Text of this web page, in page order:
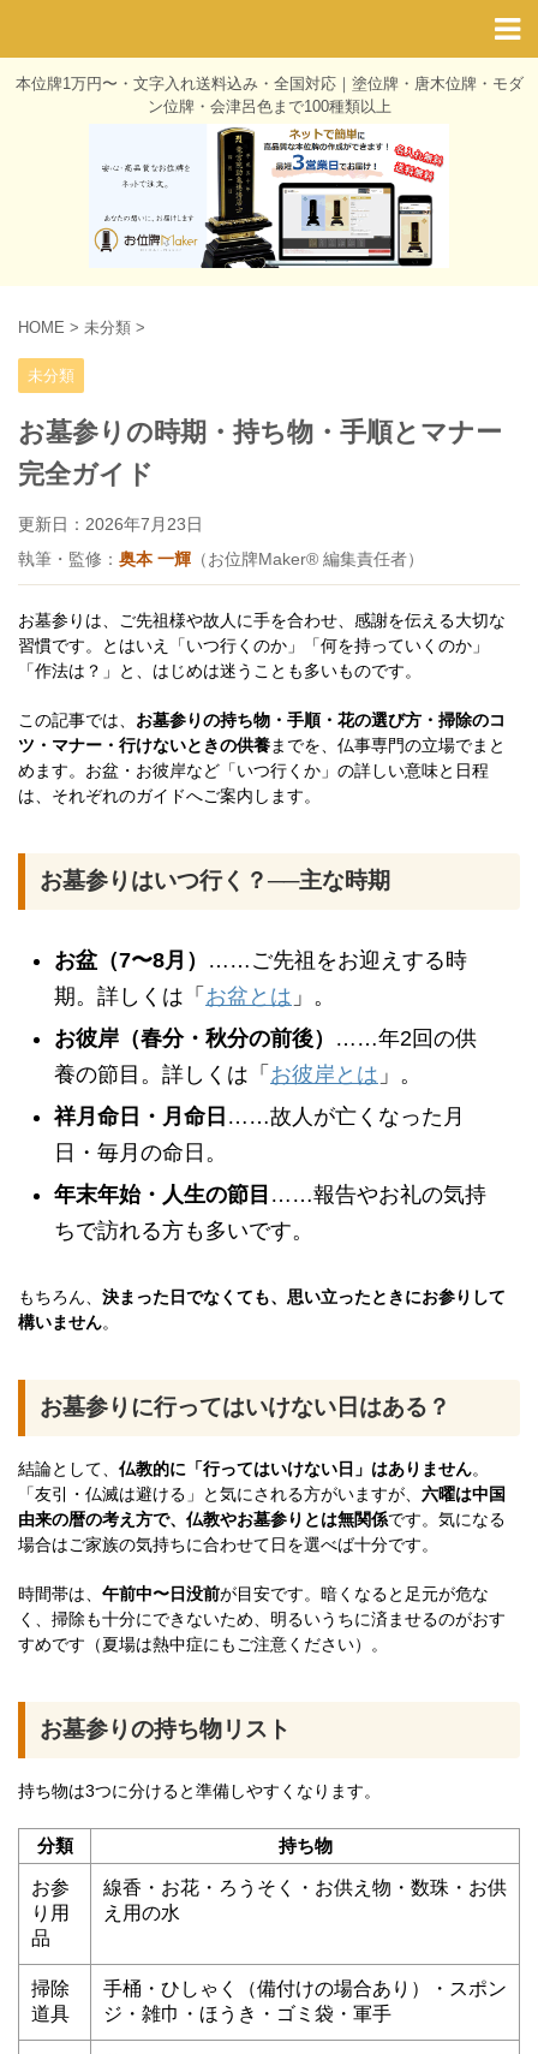
本位牌1万円〜・文字入れ送料込み・全国対応｜塗位牌・唐木位牌・モダ
ン位牌・会津呂色まで100種類以上
HOME > 未分類 >
未分類
お墓参りの時期・持ち物・手順とマナー
完全ガイド
更新日： 2026年7月23日
執筆・監修： 奥本 一輝 （お位牌Maker® 編集責任者）
お墓参りは、ご先祖様や故人に手を合わせ、感謝を伝える大切な
習慣です。とはいえ「いつ行くのか」「何を持っていくのか」
「作法は？」と、はじめは迷うことも多いものです。
この記事では、 お墓参りの持ち物・手順・花の選び方・掃除のコ
ツ・マナー・行けないときの供養までを、仏事専門の立場でまと
めます。お盆・お彼岸など「いつ行くか」の詳しい意味と日程
は、それぞれのガイドへご案内します。
お墓参りはいつ行く？──主な時期
お盆（7〜8月） ……ご先祖をお迎えする時
期。詳しくは「 お盆とは 」。
お彼岸（春分・秋分の前後） ……年2回の供
養の節目。詳しくは「 お彼岸とは 」。
祥月命日・月命日 ……故人が亡くなった月
日・毎月の命日。
年末年始・人生の節目 ……報告やお礼の気持
ちで訪れる方も多いです。
もちろん、 決まった日でなくても、思い立ったときにお参りして
構いません。
お墓参りに行ってはいけない日はある？
結論として、 仏教的に「行ってはいけない日」はありません。
「友引・仏滅は避ける」と気にされる方がいますが、 六曜は中国
由来の暦の考え方で、仏教やお墓参りとは無関係です。気になる
場合はご家族の気持ちに合わせて日を選べば十分です。
時間帯は、 午前中〜日没前が目安です。暗くなると足元が危な
く、掃除も十分にできないため、明るいうちに済ませるのがおす
すめです（夏場は熱中症にもご注意ください）。
お墓参りの持ち物リスト
持ち物は3つに分けると準備しやすくなります。
分類 持ち物
お参
り用
品
線香・お花・ろうそく・お供え物・数珠・お供
え用の水
掃除
道具
手桶・ひしゃく（備付けの場合あり）・スポン
ジ・雑巾・ほうき・ゴミ袋・軍手